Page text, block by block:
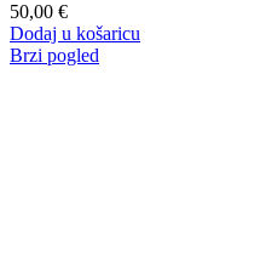
50,00 €
Dodaj u košaricu
Brzi pogled